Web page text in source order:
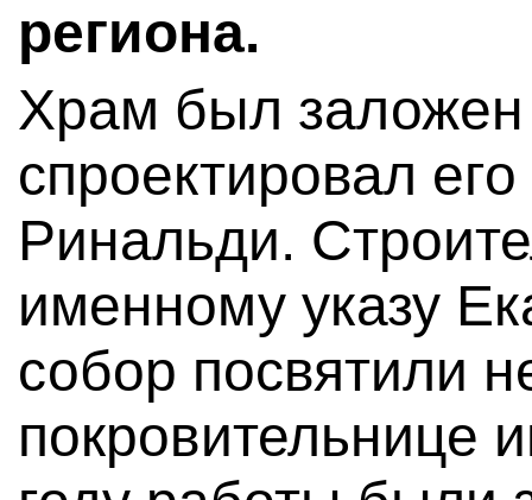
региона.
Храм был заложен
спроектировал
Ринальди.
именному указу
собор посвятили
покровительнице